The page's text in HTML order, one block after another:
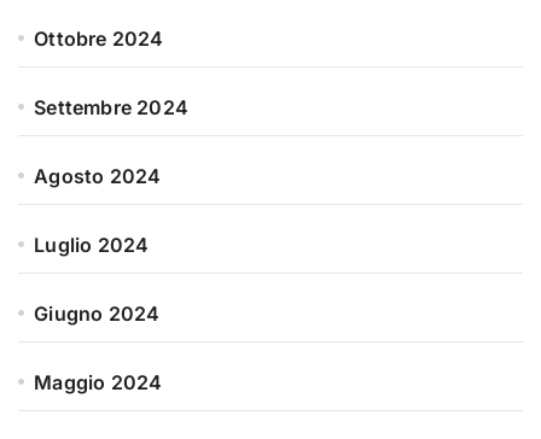
Ottobre 2024
Settembre 2024
Agosto 2024
Luglio 2024
Giugno 2024
Maggio 2024